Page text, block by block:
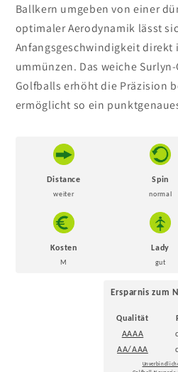
Ballkern umgeben von einer
optimaler Aerodynamik lässt
Anfangsgeschwindigkeit direkt
ummünzen. Das weiche
Golfballs erhöht die Präzision
ermöglicht so ein
Distance Spin
weiter normal
Kosten Lady
M gut
Ersparnis zum
Qualität
AAAA
AA/AAA